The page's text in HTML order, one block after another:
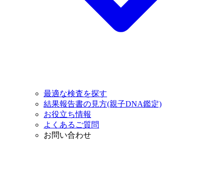
最適な検査を探す
結果報告書の見方(親子DNA鑑定)
お役立ち情報
よくあるご質問
お問い合わせ